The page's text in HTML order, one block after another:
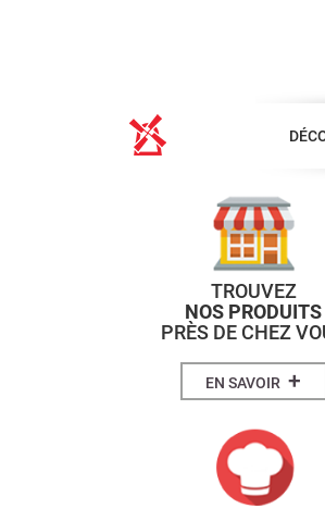
TROUVEZ
NOS PRODUITS
PRÈS DE CHEZ
EN SAVOIR +